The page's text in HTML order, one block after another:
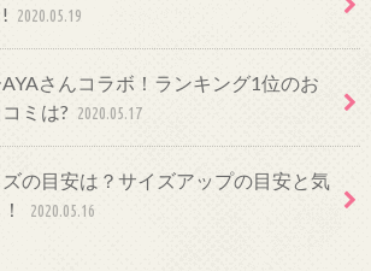
2020.05.19
さんコラボ！ランキング1位のお
ミは? 2020.05.17
の目安は？サイズアップの目安と気
2020.05.16